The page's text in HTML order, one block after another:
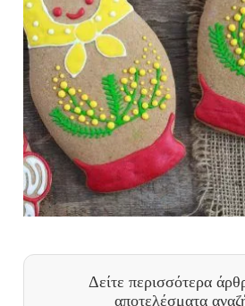
Δείτε περισσότερα
αποτελέσματα